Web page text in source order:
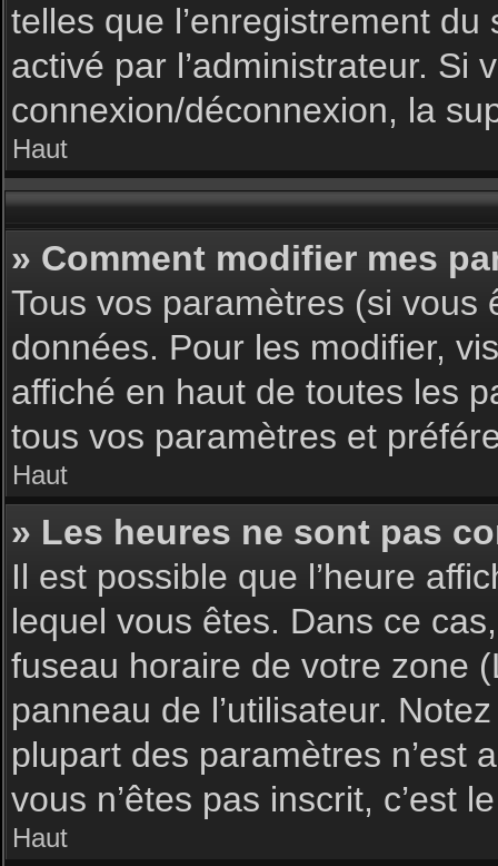
telles que l’enregistrement
activé par l’administrateur. Si
connexion/déconnexion, la
Haut
» Comment modifier mes
Tous vos paramètres (si
données. Pour les modifier,
affiché en haut de toutes les
tous vos paramètres et
Haut
» Les heures ne sont pas
Il est possible que l’heure
lequel vous êtes. Dans ce
fuseau horaire de votre zone
panneau de l’utilisateur.
plupart des paramètres n’est
vous n’êtes pas inscrit, c’est
Haut